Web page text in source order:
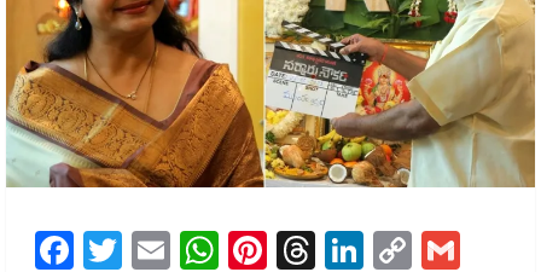
Facebook
Twitter
EmailWhatsApp
Pinterest
Threads
LinkedIn
Copy